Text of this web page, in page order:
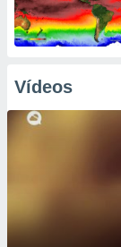
Vídeos